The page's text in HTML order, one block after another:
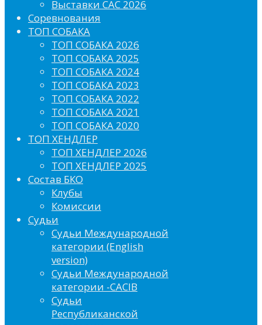
Выставки САС 2026
Соревнования
ТОП СОБАКА
ТОП СОБАКА 2026
ТОП СОБАКА 2025
ТОП СОБАКА 2024
ТОП СОБАКА 2023
ТОП СОБАКА 2022
ТОП СОБАКА 2021
ТОП СОБАКА 2020
ТОП ХЕНДЛЕР
ТОП ХЕНДЛЕР 2026
ТОП ХЕНДЛЕР 2025
Состав БКО
Клубы
Комиссии
Судьи
Судьи Международной
категории (English
version)
Судьи Международной
категории -CACIB
Судьи
Республиканской